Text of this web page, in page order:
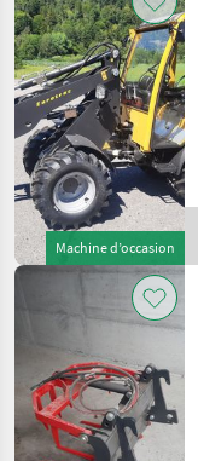
Machine d’occasion